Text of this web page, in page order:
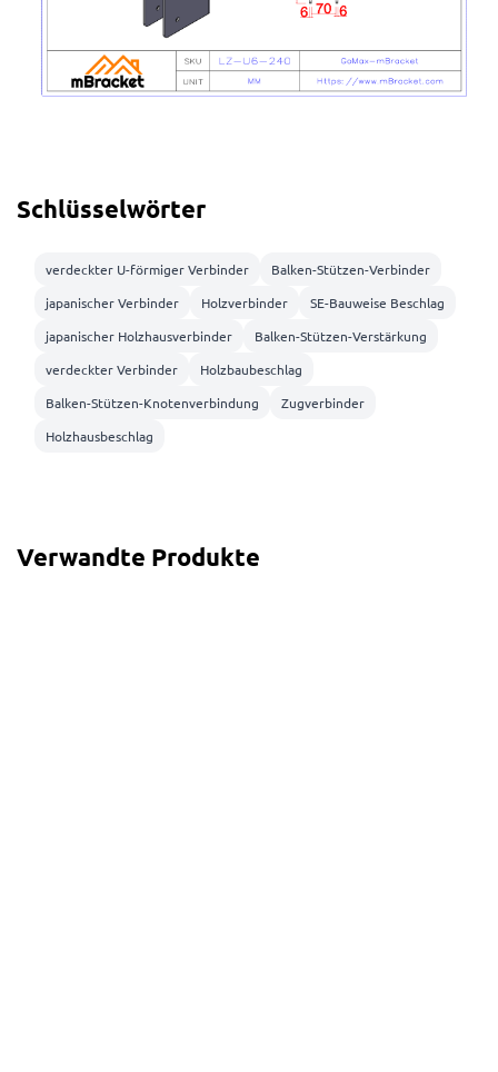
Schlüsselwörter
verdeckter U-förmiger Verbinder
Balken-Stützen-Verbinder
japanischer Verbinder
Holzverbinder
SE-Bauweise Beschlag
japanischer Holzhausverbinder
Balken-Stützen-Verstärkung
verdeckter Verbinder
Holzbaubeschlag
Balken-Stützen-Knotenverbindung
Zugverbinder
Holzhausbeschlag
Verwandte Produkte